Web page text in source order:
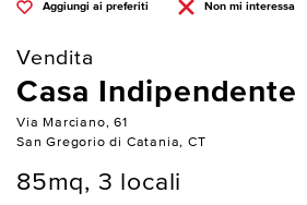
Aggiungi ai preferiti Non mi interessa
Vendita
Casa Indipendente
Via Marciano, 61
San Gregorio di Catania, CT
85mq, 3 locali